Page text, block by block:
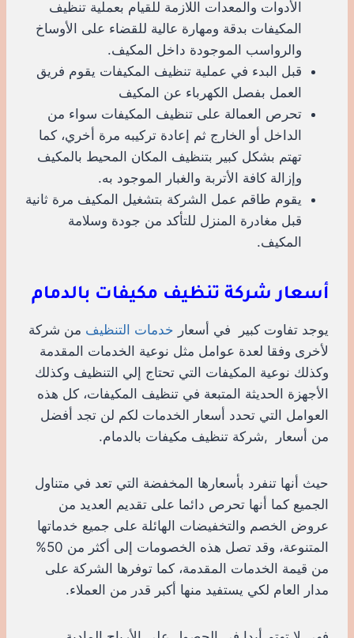
الأدوات والمعدات اللازمة للقيام بعملية تنظيف
المكيفات بدقة ومهارة عالية للقضاء على الأوساخ
والرواسب الموجودة داخل المكيف.
قبل البدء في عملية تنظيف المكيفات يقوم فريق
العمل بفصل الكهرباء عن المكيف
تحرص العمالة على تنظيف المكيفات سواء من
الداخل أو الخارج ثم إعادة تركيبه مرة أخري، كما
تهتم بشكل كبير بتنظيف المكان المحيط بالمكيف
وإزالة كافة الأتربة والغبار الموجود به.
يقوم طاقم عمل الشركة بتشغيل المكيف مرة ثانية
قبل مغادرة المنزل للتأكد من جودة وسلامة
المكيف.
أسعار شركة تنظيف مكيفات بالدمام
يوجد تفاوت كبير في أسعار خدمات التنظيف من شركة
لأخرى وفقا لعدة عوامل مثل نوعية الخدمات المقدمة
وكذلك نوعية المكيفات التي تحتاج إلي التنظيف وكذلك
الأجهزة الحديثة المتبعة في تنظيف المكيفات، كل هذه
العوامل التي تحدد أسعار الخدمات لكم لن تجد أفضل
من أسعار ,شركة تنظيف مكيفات بالدمام.
حيث أنها تنفرد بأسعارها المخفضة التي تعد في متناول
الجميع كما أنها تحرص دائما على تقديم العديد من
عروض الخصم والتخفيضات الهائلة على جميع خدماتها
المتنوعة، وقد تصل هذه الخصومات إلى أكثر من 50%
من قيمة الخدمات المقدمة، كما توفرها الشركة على
مدار العام لكي يستفيد منها أكبر قدر من العملاء.